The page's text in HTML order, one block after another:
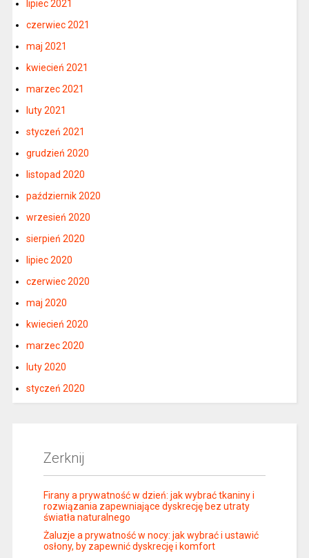
lipiec 2021
czerwiec 2021
maj 2021
kwiecień 2021
marzec 2021
luty 2021
styczeń 2021
grudzień 2020
listopad 2020
październik 2020
wrzesień 2020
sierpień 2020
lipiec 2020
czerwiec 2020
maj 2020
kwiecień 2020
marzec 2020
luty 2020
styczeń 2020
Zerknij
Firany a prywatność w dzień: jak wybrać tkaniny i
rozwiązania zapewniające dyskrecję bez utraty
światła naturalnego
Żaluzje a prywatność w nocy: jak wybrać i ustawić
osłony, by zapewnić dyskrecję i komfort